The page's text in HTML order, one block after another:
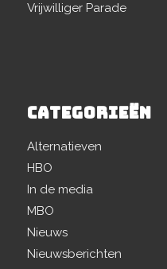
Vrijwilliger Parade
CATEGORIEËN
Alternatieven
HBO
In de media
MBO
Nieuws
Nieuwsberichten